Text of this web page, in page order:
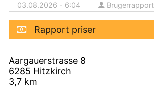
03.08.2026 - 6:04 Brugerrapport
Rapport priser
Aargauerstrasse 8
6285 Hitzkirch
3,7 km